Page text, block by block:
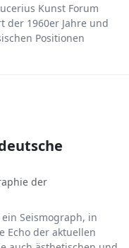
Kunst Forum
der 1960er Jahre und
Positionen
der
ein Seismograph, in
Echo der aktuellen